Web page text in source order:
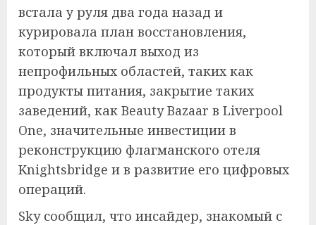
встала у руля два года назад и
курировала план восстановления,
который включал выход из
непрофильных областей, таких как
продукты питания, закрытие таких
заведений, как Beauty Bazaar в Liverpool
One, значительные инвестиции в
реконструкцию флагманского отеля
Knightsbridge и в развитие его цифровых
операций.
Sky сообщил, что инсайдер, знакомый с